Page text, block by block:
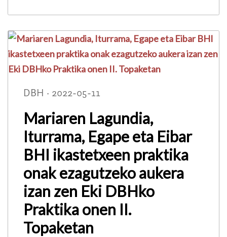
DBH · 2022-05-11
Mariaren Lagundia,
Iturrama, Egape eta Eibar
BHI ikastetxeen praktika
onak ezagutzeko aukera
izan zen Eki DBHko
Praktika onen II.
Topaketan